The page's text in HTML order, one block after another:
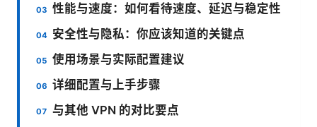
性能与速度：如何看待速度、延迟与稳定性
安全性与隐私：你应该知道的关键点
使用场景与实际配置建议
详细配置与上手步骤
与其他 VPN 的对比要点